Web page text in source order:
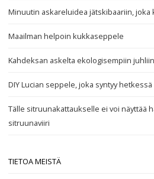
Minuutin askareluidea jätskibaariin,
Maailman helpoin kukkaseppele
Kahdeksan askelta ekologisempiin juhliin
DIY Lucian seppele, joka syntyy hetkessä
Tälle sitruunakattaukselle ei voi näyttää
sitruunaviiri
TIETOA MEISTÄ